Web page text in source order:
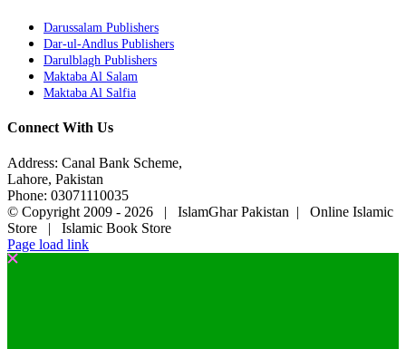
Darussalam Publishers
Dar-ul-Andlus Publishers
Darulblagh Publishers
Maktaba Al Salam
Maktaba Al Salfia
Connect With Us
Address: Canal Bank Scheme,
Lahore, Pakistan
Phone: 03071110035
© Copyright 2009 - 2026 | IslamGhar Pakistan | Online Islamic
Store | Islamic Book Store
Page load link